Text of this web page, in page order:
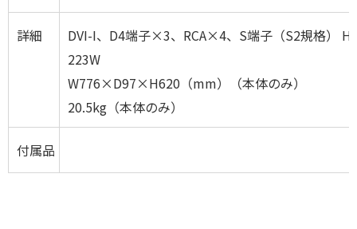
詳細
DVI-I、D4端子×3、RCA×4、S端子（S2規格）
223W
W776×D97×H620（mm）（本体のみ）
20.5kg（本体のみ）
付属品